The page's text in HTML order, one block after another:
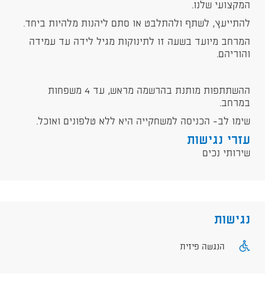
המקצועי שלנו.
להתייעץ, לשתף ולהתלבט או סתם ליהנות מלהיות ביחד.
המרחב מיועד בשעה זו לתינוקות מגיל לידה עד עמידה
והוריהם.
ההשתתפות מותנת בהרשמה מראש, עד 4 משפחות
במרחב.
שימו לב- הכניסה למשחקייה היא ללא טלפונים ואוכל.
עזרי נגישות
שירותי נכים
נגישות
הנגשה פיזית